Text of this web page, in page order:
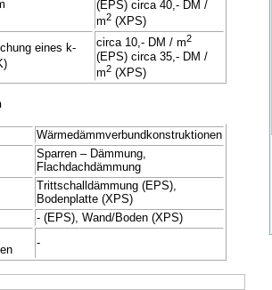
(EPS) circa 40,- DM /
m2 (XPS)
eines k-
circa 10,- DM / m2
(EPS) circa 35,- DM /
m2 (XPS)
Wärmedämmverbundkonstruktionen
Sparren – Dämmung,
Flachdachdämmung
Trittschalldämmung (EPS),
Bodenplatte (XPS)
- (EPS), Wand/Boden (XPS)
-